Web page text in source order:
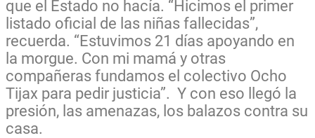
que el Estado no hacía. “Hicimos el primer
listado oficial de las niñas fallecidas”,
recuerda. “Estuvimos 21 días apoyando en
la morgue. Con mi mamá y otras
compañeras fundamos el colectivo Ocho
Tijax para pedir justicia”. Y con eso llegó la
presión, las amenazas, los balazos contra su
casa.